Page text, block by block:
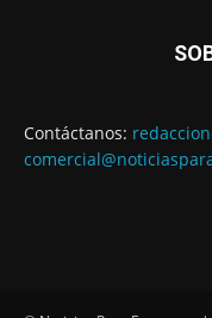
Contáctanos: